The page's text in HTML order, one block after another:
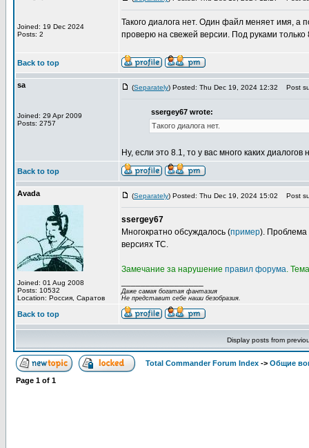
Joined: 19 Dec 2024
Posts: 2
Такого диалога нет. Один файл меняет имя,
проверю на свежей версии. Под руками только
Back to top
sa
Joined: 29 Apr 2009
Posts: 2757
(Separately) Posted: Thu Dec 19, 2024 12:32 Post
ssergey67 wrote:
Такого диалога нет.
Ну, если это 8.1, то у вас много каких диалогов
Back to top
Avada
Joined: 01 Aug 2008
Posts: 10532
Location: Россия, Саратов
(Separately) Posted: Thu Dec 19, 2024 15:02 Post
ssergey67
Многократно обсуждалось (пример). Проблема
версиях TC.
Замечание за нарушение правил форума.
Даже самая богатая фантазия
Не представит себе наши безобразия.
Back to top
Display posts from
Total Commander Forum Index -> Общие
Page 1 of 1